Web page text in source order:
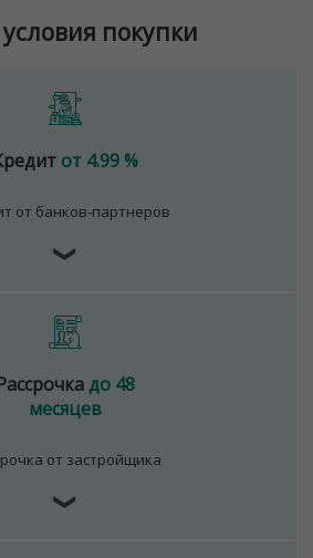
покупки
от 4.99 %
от банков-партнеров
❯
до 48
месяцев
от застройщика
❯